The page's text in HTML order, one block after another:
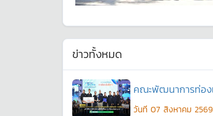
ข่าวทั้งหมด
คณะพัฒนาการท่องเ
วันที 07 สิงหาคม 2569